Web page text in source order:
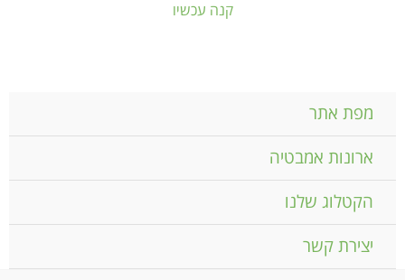
קנה עכשיו
מפת אתר
ארונות אמבטיה
הקטלוג שלנו
יצירת קשר